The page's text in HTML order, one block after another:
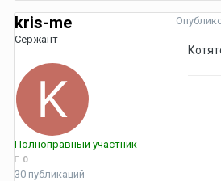
kris-me
Сержант
Полноправный участник
0
30 публикаций